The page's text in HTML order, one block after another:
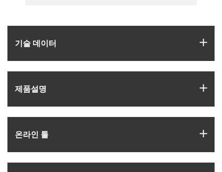
기술 데이터
제품­설명
온라인 툴